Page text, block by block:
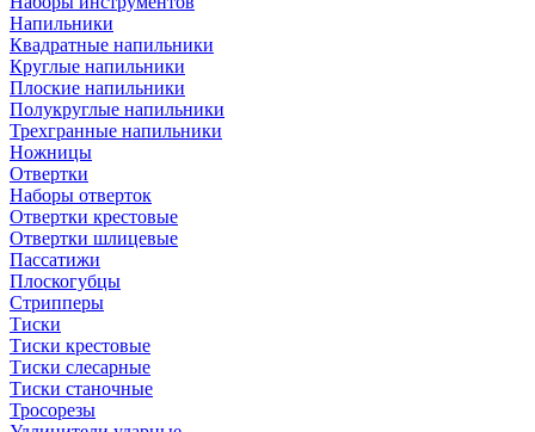
Напильники
Квадратные напильники
Круглые напильники
Плоские напильники
Полукруглые напильники
Трехгранные напильники
Ножницы
Отвертки
Наборы отверток
Отвертки крестовые
Отвертки шлицевые
Пассатижи
Плоскогубцы
Стрипперы
Тиски
Тиски крестовые
Тиски слесарные
Тиски станочные
Тросорезы